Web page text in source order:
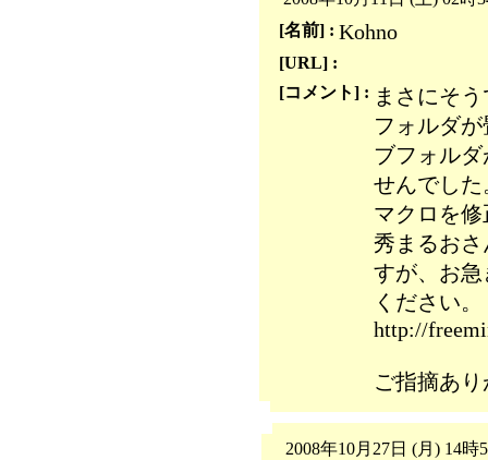
[名前] : Kohno
[URL] :
[コメント] : まさにそ
フォルダ
ブフォル
せんでした
マクロを
秀まるお
すが、お
ください。
http://
ご指摘あ
2008年10月27日 (月) 14時